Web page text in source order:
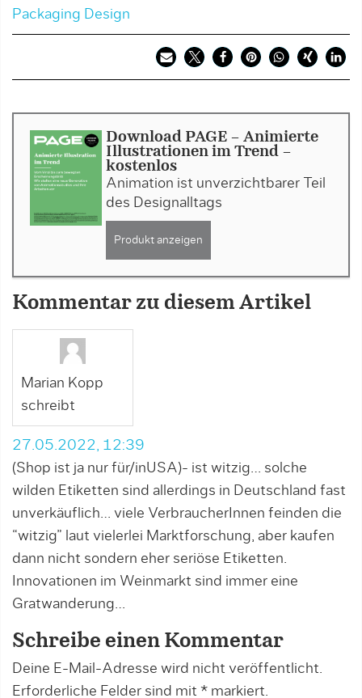
Packaging Design
Download PAGE - Animierte
Illustrationen im Trend -
kostenlos
Animation ist unverzichtbarer Teil
des Designalltags
Produkt anzeigen
Kommentar zu diesem Artikel
Marian Kopp
schreibt
27.05.2022, 12:39
(Shop ist ja nur für/inUSA)- ist witzig… solche
wilden Etiketten sind allerdings in Deutschland fast
unverkäuflich… viele VerbraucherInnen feinden die
“witzig” laut vielerlei Marktforschung, aber kaufen
dann nicht sondern eher seriöse Etiketten.
Innovationen im Weinmarkt sind immer eine
Gratwanderung…
Schreibe einen Kommentar
Deine E-Mail-Adresse wird nicht veröffentlicht.
Erforderliche Felder sind mit * markiert.